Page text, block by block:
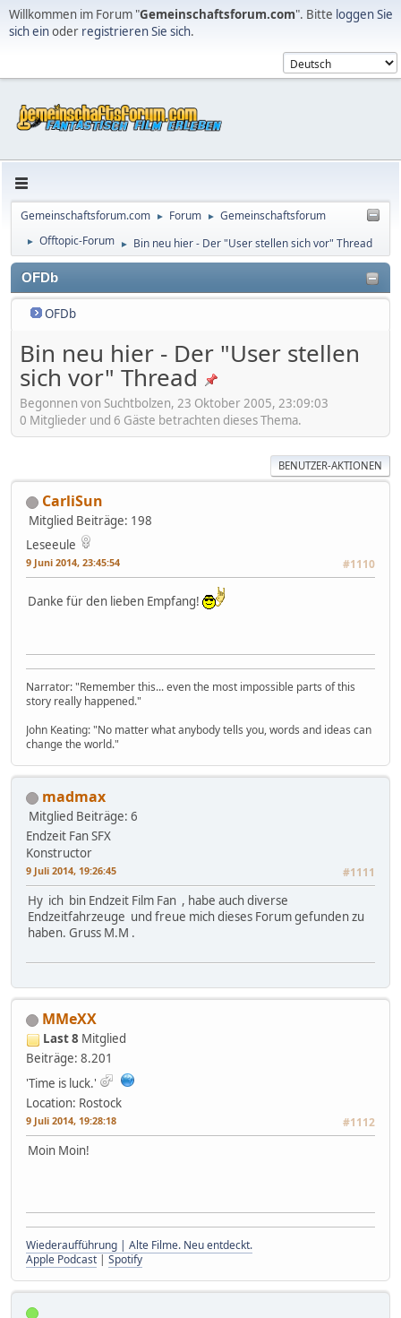
Willkommen im Forum "Gemeinschaftsforum.com". Bitte loggen Sie
sich einoder registrieren Sie sich.
Gemeinschaftsforum.com ► Forum ► Gemeinschaftsforum
► Offtopic-Forum ► Bin neu hier - Der "User stellen sich vor" Thread
OFDb
OFDb
Bin neu hier - Der "User stellen
sich vor" Thread
Begonnen von Suchtbolzen, 23 Oktober 2005, 23:09:03
0 Mitglieder und 6 Gäste betrachten dieses Thema.
BENUTZER-AKTIONEN
CarliSun
Mitglied Beiträge: 198
Leseeule
9 Juni 2014, 23:45:54 #1110
Danke für den lieben Empfang!
Narrator: "Remember this... even the most impossible parts of this
story really happened."
John Keating: "No matter what anybody tells you, words and ideas can
change the world."
madmax
Mitglied Beiträge: 6
Endzeit Fan SFX
Konstructor
9 Juli 2014, 19:26:45 #1111
Hy ich bin Endzeit Film Fan , habe auch diverse
Endzeitfahrzeuge und freue mich dieses Forum gefunden zu
haben. Gruss M.M .
MMeXX
Last 8 Mitglied
Beiträge: 8.201
'Time is luck.'
Location: Rostock
9 Juli 2014, 19:28:18 #1112
Moin Moin!
Wiederaufführung | Alte Filme. Neu entdeckt.
Apple Podcast | Spotify